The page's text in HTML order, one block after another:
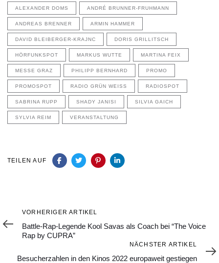
ALEXANDER DOMS ANDRÉ BRUNNER-FRUHMANN
ANDREAS BRENNER ARMIN HAMMER
DAVID BLEIBERGER-KRAJNC DORIS GRILLITSCH
HÖRFUNKSPOT MARKUS WUTTE MARTINA FEIX
MESSE GRAZ PHILIPP BERNHARD PROMO
PROMOSPOT RADIO GRÜN WEISS RADIOSPOT
SABRINA RUPP SHADY JANISI SILVIA GAICH
SYLVIA REIM VERANSTALTUNG
TEILEN AUF
Vorheriger
Artikel
VORHERIGER ARTIKEL
Battle-Rap-Legende Kool Savas als Coach bei “The Voice
Rap by CUPRA”
Artikel
NÄCHSTER ARTIKEL
Besucherzahlen in den Kinos 2022 europaweit gestiegen